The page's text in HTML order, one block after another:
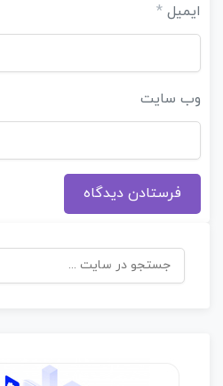
ایمیل *
وب‌ سایت